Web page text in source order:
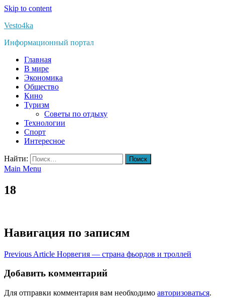
Skip to content
Vesto4ka
Информационный портал
Главная
В мире
Экономика
Общество
Кино
Туризм
Советы по отдыху
Технологии
Спорт
Интересное
Найти:
Main Menu
18
Навигация по записям
Previous Article Норвегия — страна фьордов и троллей
Добавить комментарий
Для отправки комментария вам необходимо авторизоваться.